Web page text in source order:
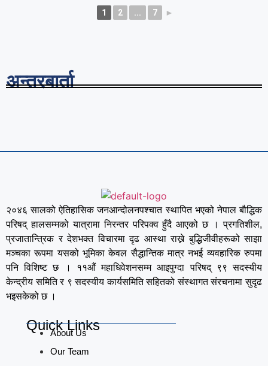
1 2 ... 7 ►
अन्तरबार्ता
२०४६ सालको ऐतिहासिक जनआन्दोलनपश्चात स्थापित भएको नेपाल बौद्धिक
परिषद् हालसम्मको यात्रामा निरन्तर परिपक्व हुँदै आएको छ । प्रगतिशील,
प्रजातान्त्रिक र देशभक्त विचारमा दृढ आस्था राख्ने बुद्धिजीवीहरूको साझा
मञ्चका रूपमा यसको भूमिका केवल सैद्धान्तिक मात्र नभई व्यवहारिक रुपमा
पनि विशिष्ट छ । ११औं महाधिवेशनसम्म आइपुग्दा परिषद् ९९ सदस्यीय
केन्द्रीय समिति र ९ सदस्यीय कार्यसमिति सहितको संस्थागत संरचनामा सुदृढ
भइसकेको छ ।
Quick Links
About Us
Our Team